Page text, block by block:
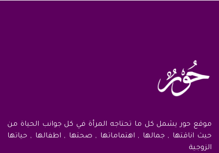
موقع حور يشمل كل ما تحتاجه المرأة في كل جوانب الحياة من
حيث اناقتها , جمالها , اهتماماتها , صحتها , اطفالها , حياتها
الزوجية